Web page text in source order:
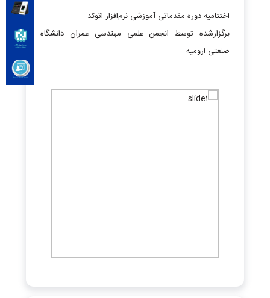
اختتامیه دوره مقدماتی آموزشی نرم‌افزار اتوکد
برگزارشده توسط انجمن علمی مهندسی عمران دانشگاه
صنعتی ارومیه